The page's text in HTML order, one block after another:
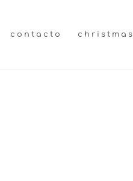
contacto christmas